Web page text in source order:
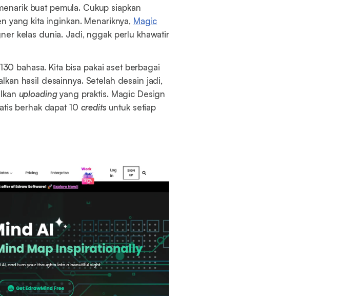
buat pemula. Cukup siapkan
yang kita inginkan. Menariknya, Magic
kelas dunia. Jadi, nggak perlu khawatir
bahasa. Kita bisa pakai aset berbagai
hasil desainnya. Setelah desain jadi,
uploadingyang praktis. Magic Design
berhak dapat 10 creditsuntuk setiap